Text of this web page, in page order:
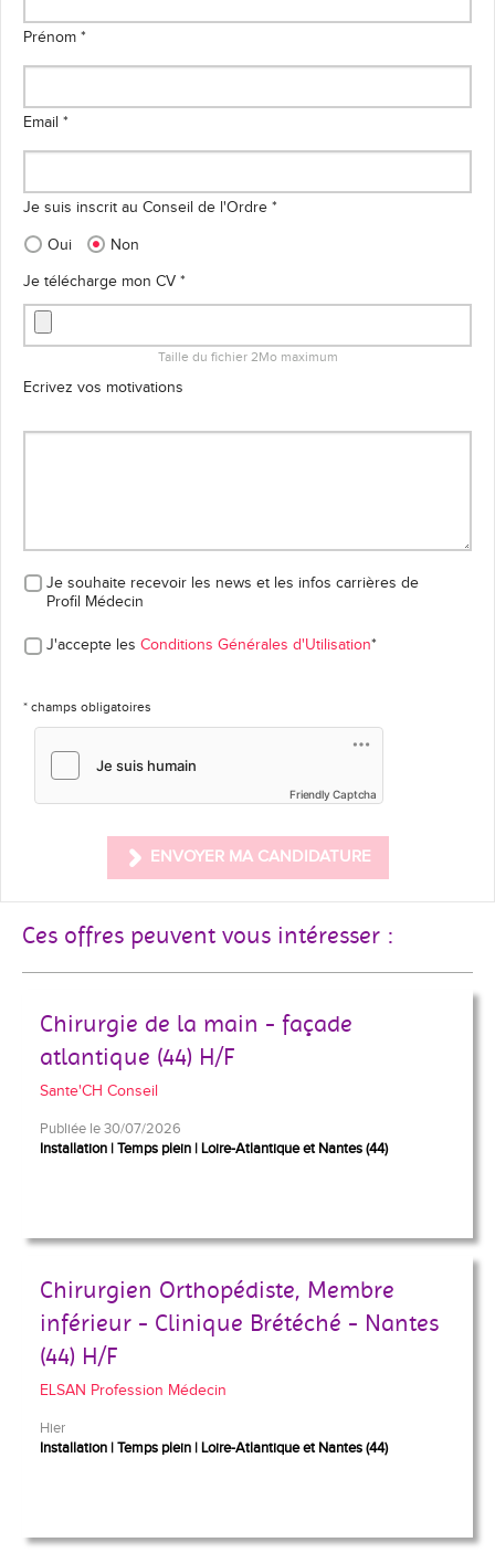
Prénom *
Email *
Je suis inscrit au Conseil de l'Ordre *
Oui
Non
Je télécharge mon CV *
Taille du fichier 2Mo maximum
Ecrivez vos motivations
Je souhaite recevoir les news et les infos carrières de
Profil Médecin
J'accepte les Conditions Générales d'Utilisation*
* champs obligatoires
Friendly Captcha
ENVOYER MA CANDIDATURE
Ces offres peuvent vous intéresser :
Chirurgie de la main - façade
atlantique (44) H/F
Sante'CH Conseil
Publiée le 30/07/2026
Installation Temps plein Loire-Atlantique et Nantes (44)
Chirurgien Orthopédiste, Membre
inférieur - Clinique Brétéché - Nantes
(44) H/F
ELSAN Profession Médecin
Hier
Installation Temps plein Loire-Atlantique et Nantes (44)